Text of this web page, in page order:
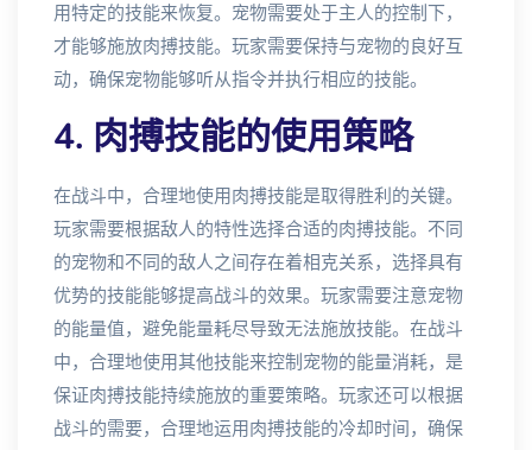
用特定的技能来恢复。宠物需要处于主人的控制下，
才能够施放肉搏技能。玩家需要保持与宠物的良好互
动，确保宠物能够听从指令并执行相应的技能。
4. 肉搏技能的使用策略
在战斗中，合理地使用肉搏技能是取得胜利的关键。
玩家需要根据敌人的特性选择合适的肉搏技能。不同
的宠物和不同的敌人之间存在着相克关系，选择具有
优势的技能能够提高战斗的效果。玩家需要注意宠物
的能量值，避免能量耗尽导致无法施放技能。在战斗
中，合理地使用其他技能来控制宠物的能量消耗，是
保证肉搏技能持续施放的重要策略。玩家还可以根据
战斗的需要，合理地运用肉搏技能的冷却时间，确保